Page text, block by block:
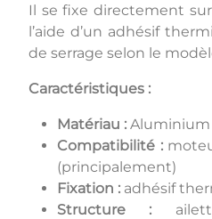
Il se fixe directement
l’aide d’un adhésif
de serrage selon le
Caractéristiques :
Matériau : Aluminium
Compatibilité :
(principalement)
Fixation : adhésif
Structure :